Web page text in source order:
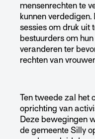
mensenrechten te
kunnen
sessies om druk uit
bestuurders om
veranderen ter
rechten van
Ten tweede zal het
oprichting van
Deze bewegingen
de gemeente Silly